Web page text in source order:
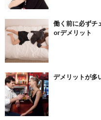
働く前に必ずチ
orデメリット
デメリットが多